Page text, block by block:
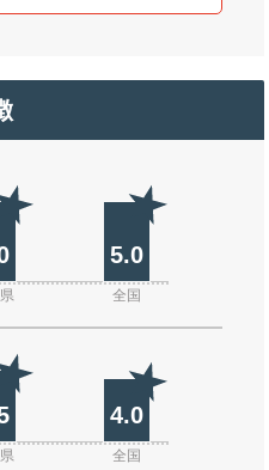
5.0
全国
4.0
全国